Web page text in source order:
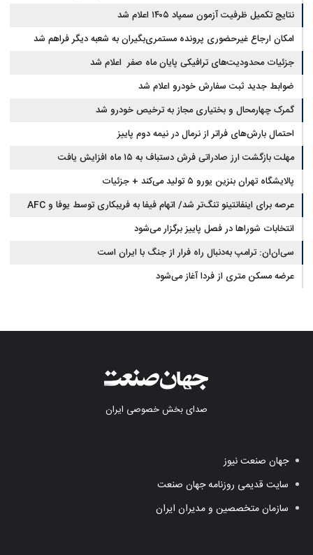
نتایج تکمیل ظرفیت آزمون سمپاد ۱۴۰۵ اعلام شد
امکان ارجاع غیرحضوری پرونده مستمری‌بگیران به شعبه دیگر فراهم شد
جزئیات محدودیت‌های ترافیکی پایان ماه صفر اعلام شد
ضوابط جدید ثبت سفارش خودرو اعلام شد
گمرک چهارمحال و بختیاری مجاز به ترخیص خودرو شد
احتمال بارش‌های فراتر از نرمال در نیمه دوم پاییز
مهلت بازگشت ارز صادراتی فرش دستباف به ۱۵ ماه افزایش یافت
پالایشگاه تهران بنزین یورو ۵ تولید می‌کند + جزئیات
عرصه برای اینفانتینو تنگ‌تر شد/ اتهام فیفا به فریبکاری توسط یوفا و AFC
انتخابات شوراها در فصل پاییز برگزار می‌شود
سی‌ان‌ان: ترامپ به‌دنبال راه فرار از جنگ با ایران است
عرضه مسکن متری از فردا آغاز می‌شود
صدای بخش خصوصی ایران
جهان صنعت نیوز
سایت قدیمی روزنامه جهان صنعت
سازمان متخصصین و مدیران ایران